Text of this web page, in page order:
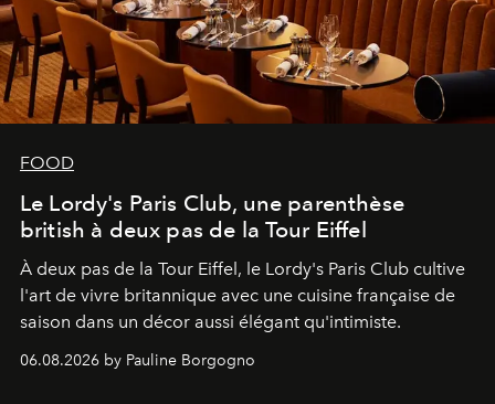
FOOD
Le Lordy's Paris Club, une parenthèse
british à deux pas de la Tour Eiffel
À deux pas de la Tour Eiffel, le Lordy's Paris Club cultive
l'art de vivre britannique avec une cuisine française de
saison dans un décor aussi élégant qu'intimiste.
06.08.2026 by Pauline Borgogno